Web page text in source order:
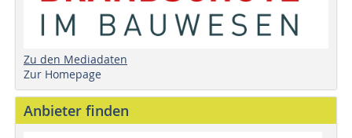
Zu den Mediadaten
Zur Homepage
Anbieter finden